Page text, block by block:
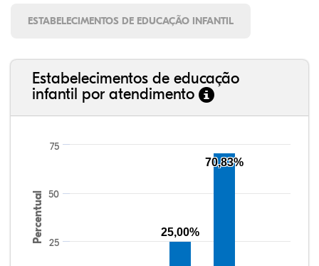
ESTABELECIMENTOS DE EDUCAÇÃO INFANTIL
Estabelecimentos de educação
infantil por atendimento
Percentual 25
50
75
25,00%
70,83%